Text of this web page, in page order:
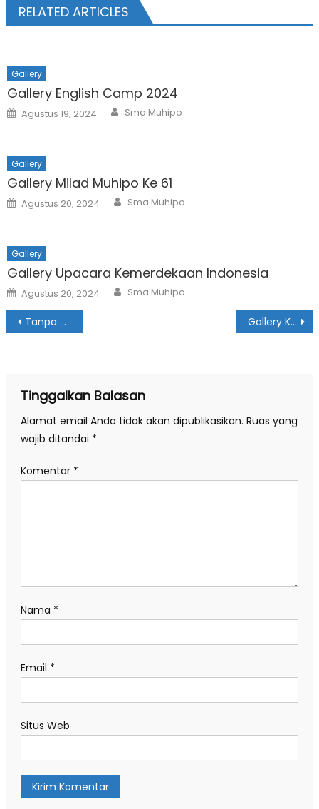
RELATED ARTICLES
Gallery
Gallery English Camp 2024
Posted
on
Agustus 19, 2024 Author
Sma Muhipo
Gallery
Gallery Milad Muhipo Ke 61
Posted
on
Agustus 20, 2024 Author
Sma Muhipo
Gallery
Gallery Upacara Kemerdekaan Indonesia
Posted
on
Agustus 20, 2024 Author
Sma Muhipo
Navigasi
Tanpa Ampun Dua Juara Umum Disabet Tim Hizbul Wathan SMA Muhipo Dalam Perkemahan Bhakti Penghela Gallery Kajian Selasa Pagi
Tinggalkan Balasan
Alamat email Anda tidak akan dipublikasikan. Ruas yang
wajib ditandai *
Komentar *
Nama *
Email *
Situs Web